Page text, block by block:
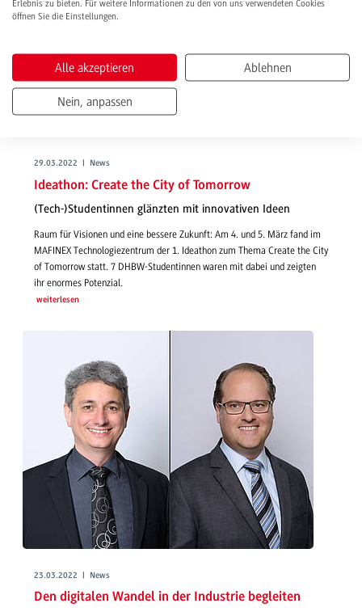
29.03.2022 | News
Ideathon: Create the City of Tomorrow
(Tech-)Studentinnen glänzten mit innovativen Ideen
Raum für Visionen und eine bessere Zukunft: Am 4. und 5. März fand im
MAFINEX Technologiezentrum der 1. Ideathon zum Thema Create the City
of Tomorrow statt. 7 DHBW-Studentinnen waren mit dabei und zeigten
ihr enormes Potenzial.
weiterlesen
23.03.2022 | News
Den digitalen Wandel in der Industrie begleiten
Erlebnis zu bieten. Für weitere Informationen zu den von uns verwendeten Cookies
öffnen Sie die Einstellungen.
Alle akzeptieren Ablehnen
Nein, anpassen